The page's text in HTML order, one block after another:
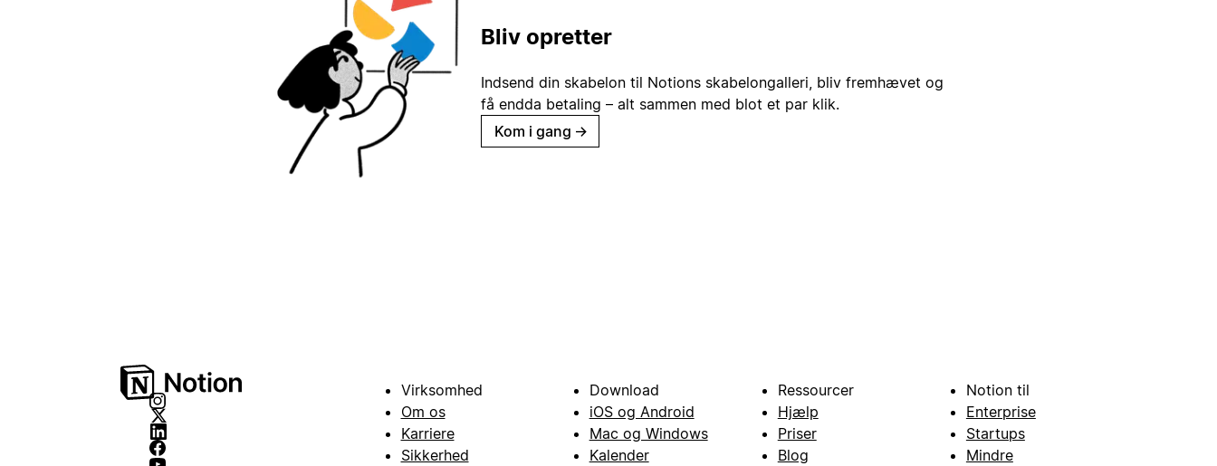
Bliv opretter
Indsend din skabelon til Notions skabelongalleri, bliv fremhævet og
få endda betaling – alt sammen med blot et par klik.
Kom i gang →
Virksomhed
Om os
Karriere
Sikkerhed
Download
iOS og Android
Mac og Windows
Kalender
Ressourcer
Hjælp
Priser
Blog
Notion til
Enterprise
Startups
Mindre